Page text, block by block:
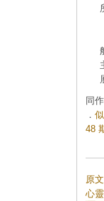
同
．
48
原
心